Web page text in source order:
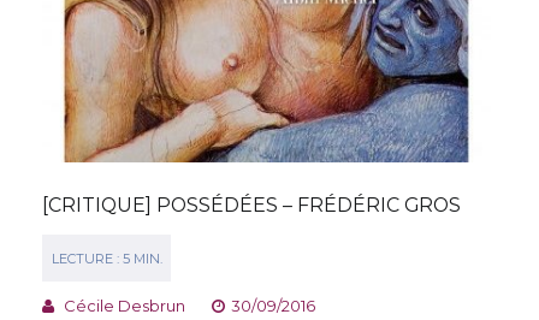
[CRITIQUE] POSSÉDÉES – FRÉDÉRIC GROS
Cécile Desbrun
30/09/2016